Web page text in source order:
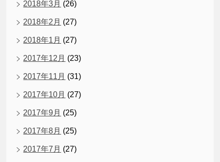
2018年3月 (26)
2018年2月 (27)
2018年1月 (27)
2017年12月 (23)
2017年11月 (31)
2017年10月 (27)
2017年9月 (25)
2017年8月 (25)
2017年7月 (27)